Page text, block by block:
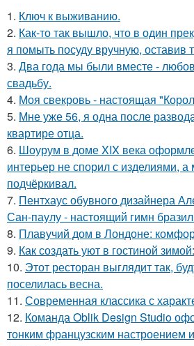
1. Ключ к выживанию.
2. Как-то так вышло, что в один
я помыть посуду вручную, оставив
3. Два года мы были вместе -
свадьбу.
4. Моя свекровь - настоящая
5. Мне уже 56, я одна после
квартире отца.
6. Шоурум в доме XIX века
интерьер не спорил с изделиями, а
подчёркивал.
7. Пентхаус обувного дизайнера
Сан-паулу - настоящий гимн
8. Плавучий дом в Лондоне:
9. Как создать уют в гостиной
10. Этот ресторан выглядит так,
поселилась весна.
11. Современная классика с
12. Команда Oblik Design Studio
тонким французским настроением